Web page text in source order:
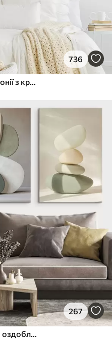
736
Крупний план білої квітки півонії з крапельками води на пелюстках на розмитому фоні
267
Пеалістичні естетичні камені, оздоблення будинку, природне освітлення